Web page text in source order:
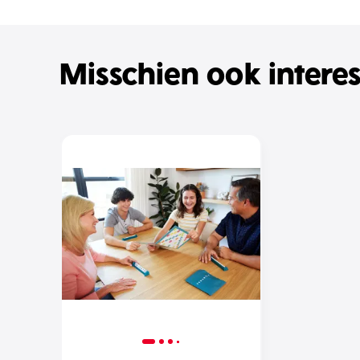
Misschien ook